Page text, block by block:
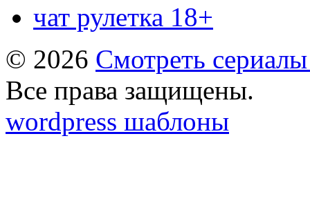
чат рулетка 18+
© 2026 Смотреть
Все права защищены.
wordpress шаблоны